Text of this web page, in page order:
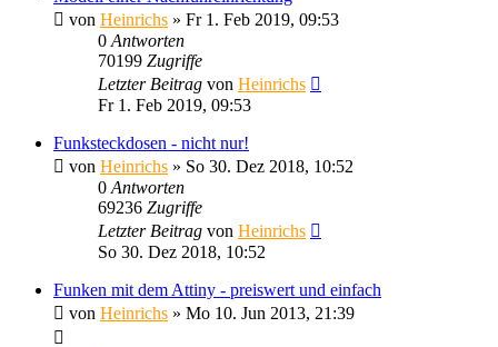
von Heinrichs » Fr 1. Feb 2019, 09:53
0 Antworten
70199 Zugriffe
Letzter Beitrag von Heinrichs
Fr 1. Feb 2019, 09:53
Funksteckdosen - nicht nur!
von Heinrichs » So 30. Dez 2018, 10:52
0 Antworten
69236 Zugriffe
Letzter Beitrag von Heinrichs
So 30. Dez 2018, 10:52
Funken mit dem Attiny - preiswert und einfach
von Heinrichs » Mo 10. Jun 2013, 21:39